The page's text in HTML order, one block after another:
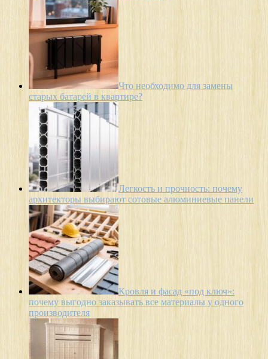
Что необходимо для замены
старых батарей в квартире?
Легкость и прочность: почему
архитекторы выбирают сотовые алюминиевые панели
Кровля и фасад «под ключ»:
почему выгодно заказывать все материалы у одного
производителя